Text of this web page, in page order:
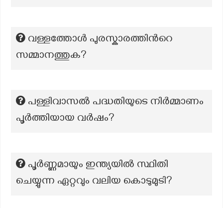
വള്ളത്തോള്‍ പുരസ്കാരത്തിന്‍റെ
സമ്മാനത്തുക?
പള്ളിവാസൽ പദ്ധതിയുടെ നിർമ്മാണം
പൂർത്തിയായ വർഷം?
പൂർണ്ണമായും ഇന്ത്യയിൽ സ്ഥിതി
ചെയ്യുന്ന ഏറ്റവും വലിയ കൊടുമുടി?